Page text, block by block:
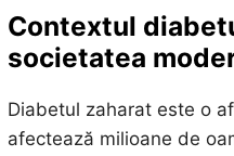
Contextul
societatea
Diabetul zaharat este o
afectează milioane de